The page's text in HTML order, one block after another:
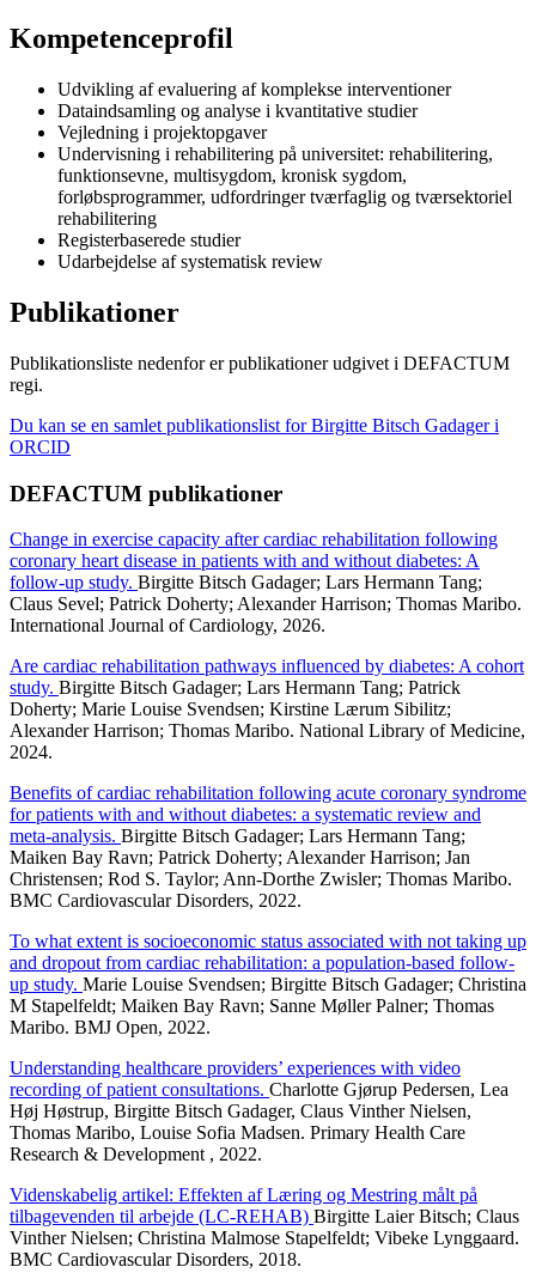
Kompetenceprofil
Udvikling af evaluering af komplekse interventioner
Dataindsamling og analyse i kvantitative studier
Vejledning i projektopgaver
Undervisning i rehabilitering på universitet: rehabilitering,
funktionsevne, multisygdom, kronisk sygdom,
forløbsprogrammer, udfordringer tværfaglig og tværsektoriel
rehabilitering
Registerbaserede studier
Udarbejdelse af systematisk review
Publikationer
Publikationsliste nedenfor er publikationer udgivet i DEFACTUM
regi.
Du kan se en samlet publikationslist for Birgitte Bitsch Gadager i
ORCID
DEFACTUM publikationer
Change in exercise capacity after cardiac rehabilitation following
coronary heart disease in patients with and without diabetes: A
follow-up study. Birgitte Bitsch Gadager; Lars Hermann Tang;
Claus Sevel; Patrick Doherty; Alexander Harrison; Thomas Maribo.
International Journal of Cardiology, 2026.
Are cardiac rehabilitation pathways influenced by diabetes: A cohort
study. Birgitte Bitsch Gadager; Lars Hermann Tang; Patrick
Doherty; Marie Louise Svendsen; Kirstine Lærum Sibilitz;
Alexander Harrison; Thomas Maribo. National Library of Medicine,
2024.
Benefits of cardiac rehabilitation following acute coronary syndrome
for patients with and without diabetes: a systematic review and
meta-analysis. Birgitte Bitsch Gadager; Lars Hermann Tang;
Maiken Bay Ravn; Patrick Doherty; Alexander Harrison; Jan
Christensen; Rod S. Taylor; Ann-Dorthe Zwisler; Thomas Maribo.
BMC Cardiovascular Disorders, 2022.
To what extent is socioeconomic status associated with not taking up
and dropout from cardiac rehabilitation: a population-based follow-
up study. Marie Louise Svendsen; Birgitte Bitsch Gadager; Christina
M Stapelfeldt; Maiken Bay Ravn; Sanne Møller Palner; Thomas
Maribo. BMJ Open, 2022.
Understanding healthcare providers’ experiences with video
recording of patient consultations. Charlotte Gjørup Pedersen, Lea
Høj Høstrup, Birgitte Bitsch Gadager, Claus Vinther Nielsen,
Thomas Maribo, Louise Sofia Madsen. Primary Health Care
Research & Development , 2022.
Videnskabelig artikel: Effekten af Læring og Mestring målt på
tilbagevenden til arbejde (LC-REHAB) Birgitte Laier Bitsch; Claus
Vinther Nielsen; Christina Malmose Stapelfeldt; Vibeke Lynggaard.
BMC Cardiovascular Disorders, 2018.